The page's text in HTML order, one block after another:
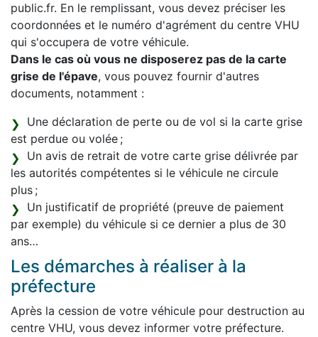
public.fr. En le remplissant, vous devez préciser les
coordonnées et le numéro d'agrément du centre VHU
qui s'occupera de votre véhicule.
Dans le cas où vous ne disposerez pas de la carte
grise de l'épave, vous pouvez fournir d'autres
documents, notamment :
Une déclaration de perte ou de vol si la carte grise
est perdue ou volée ;
Un avis de retrait de votre carte grise délivrée par
les autorités compétentes si le véhicule ne circule
plus ;
Un justificatif de propriété (preuve de paiement
par exemple) du véhicule si ce dernier a plus de 30
ans…
Les démarches à réaliser à la
préfecture
Après la cession de votre véhicule pour destruction au
centre VHU, vous devez informer votre préfecture.